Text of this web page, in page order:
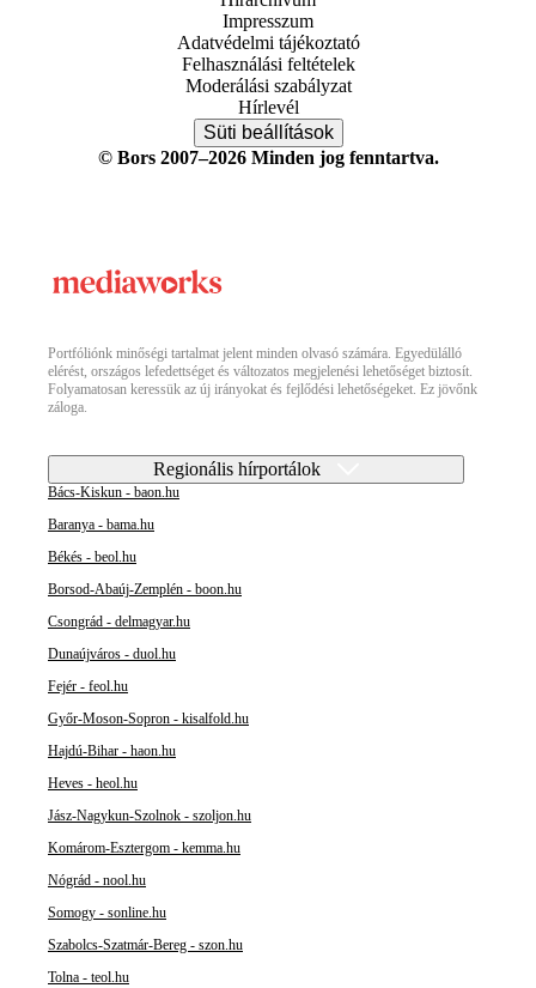
Impresszum
Adatvédelmi tájékoztató
Felhasználási feltételek
Moderálási szabályzat
Hírlevél
Süti beállítások
© Bors 2007–2026 Minden jog fenntartva.
Portfóliónk minőségi tartalmat jelent minden olvasó számára. Egyedülálló
elérést, országos lefedettséget és változatos megjelenési lehetőséget biztosít.
Folyamatosan keressük az új irányokat és fejlődési lehetőségeket. Ez jövőnk
záloga.
Regionális hírportálok
Bács-Kiskun - baon.hu
Baranya - bama.hu
Békés - beol.hu
Borsod-Abaúj-Zemplén - boon.hu
Csongrád - delmagyar.hu
Dunaújváros - duol.hu
Fejér - feol.hu
Győr-Moson-Sopron - kisalfold.hu
Hajdú-Bihar - haon.hu
Heves - heol.hu
Jász-Nagykun-Szolnok - szoljon.hu
Komárom-Esztergom - kemma.hu
Nógrád - nool.hu
Somogy - sonline.hu
Szabolcs-Szatmár-Bereg - szon.hu
Tolna - teol.hu